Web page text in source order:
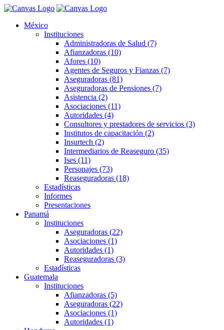
México
Instituciones
Administradoras de Salud (7)
Afianzadoras (10)
Afores (10)
Agentes de Seguros y Fianzas (7)
Aseguradoras (81)
Aseguradoras de Pensiones (7)
Asistencia (2)
Asociaciones (11)
Autoridades (4)
Consultores y prestadores de servicios (3)
Institutos de capacitación (2)
Insurtech (2)
Intermediarios de Reaseguro (35)
Ises (11)
Personajes (73)
Reaseguradoras (18)
Estadísticas
Informes
Presentaciones
Panamá
Instituciones
Aseguradoras (22)
Asociaciones (1)
Autoridades (1)
Reaseguradoras (3)
Estadísticas
Guatemala
Instituciones
Afianzadoras (5)
Aseguradoras (22)
Asociaciones (1)
Autoridades (1)